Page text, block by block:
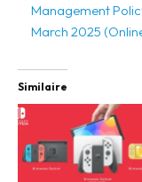
Management
March 2025
Similaire